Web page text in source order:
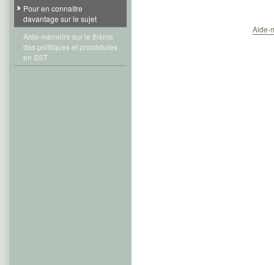
Pour en connaître
davantage sur le sujet
Aide-mémoire sur le thème
des politiques et procédures
en SST
Aide-